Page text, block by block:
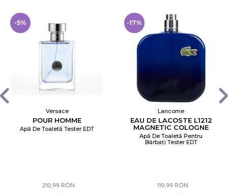
-5%
Versace
POUR HOMME
Apă De Toaletă Tester EDT
210,99 RON
-17%
Lancome
EAU DE LACOSTE L1212
MAGNETIC COLOGNE
Apă De Toaletă Pentru
Bărbați Tester EDT
119,99 RON